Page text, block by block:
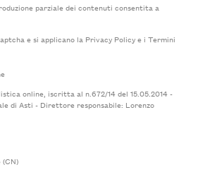
parziale dei contenuti consentita a
e si applicano la Privacy Policye i Termini
online, iscritta al n.672/14 del 15.05.2014 -
di Asti - Direttore responsabile: Lorenzo